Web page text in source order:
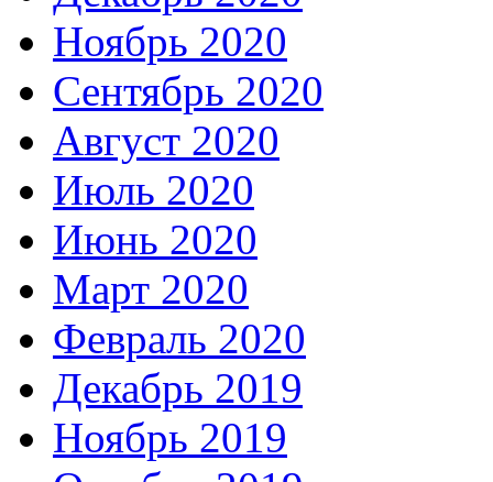
Ноябрь 2020
Сентябрь 2020
Август 2020
Июль 2020
Июнь 2020
Март 2020
Февраль 2020
Декабрь 2019
Ноябрь 2019